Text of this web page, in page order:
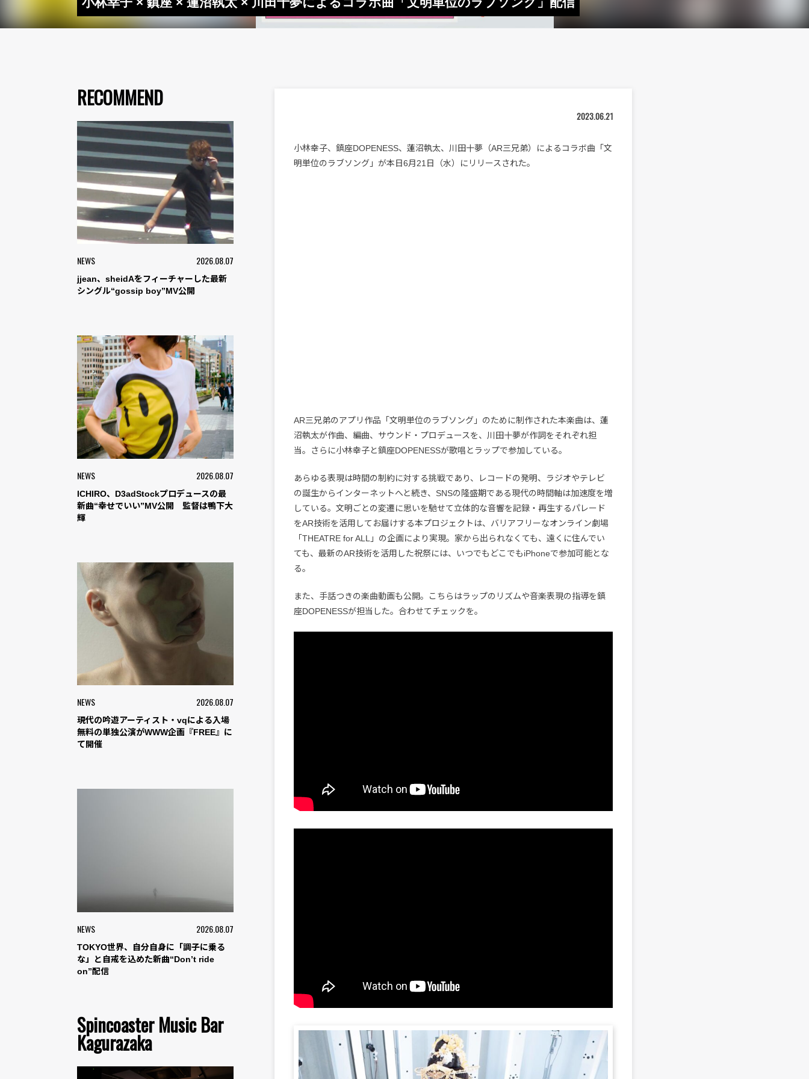
RECOMMEND
NEWS 2026.08.07
jjean、sheidAをフィーチャーした最新
シングル“gossip boy”MV公開
NEWS 2026.08.07
ICHIRO、D3adStockプロデュースの最
新曲“幸せでいい”MV公開 監督は鴨下大
輝
NEWS 2026.08.07
現代の吟遊アーティスト・vqによる入場
無料の単独公演がWWW企画『FREE』に
て開催
NEWS 2026.08.07
TOKYO世界、自分自身に「調子に乗る
な」と自戒を込めた新曲“Don’t ride
on”配信
Spincoaster Music Bar
Kagurazaka
2023.06.21
小林幸子、鎮座DOPENESS、蓮沼執太、川田十夢（AR三兄弟）によるコラボ曲「文
明単位のラブソング」が本日6月21日（水）にリリースされた。
AR三兄弟のアプリ作品「文明単位のラブソング」のために制作された本楽曲は、蓮
沼執太が作曲、編曲、サウンド・プロデュースを、川田十夢が作詞をそれぞれ担
当。さらに小林幸子と鎮座DOPENESSが歌唱とラップで参加している。
あらゆる表現は時間の制約に対する挑戦であり、レコードの発明、ラジオやテレビ
の誕生からインターネットへと続き、SNSの隆盛期である現代の時間軸は加速度を増
している。文明ごとの変遷に思いを馳せて立体的な音響を記録・再生するパレード
をAR技術を活用してお届けする本プロジェクトは、バリアフリーなオンライン劇場
「THEATRE for ALL」の企画により実現。家から出られなくても、遠くに住んでい
ても、最新のAR技術を活用した祝祭には、いつでもどこでもiPhoneで参加可能とな
る。
また、手話つきの楽曲動画も公開。こちらはラップのリズムや音楽表現の指導を鎮
座DOPENESSが担当した。合わせてチェックを。